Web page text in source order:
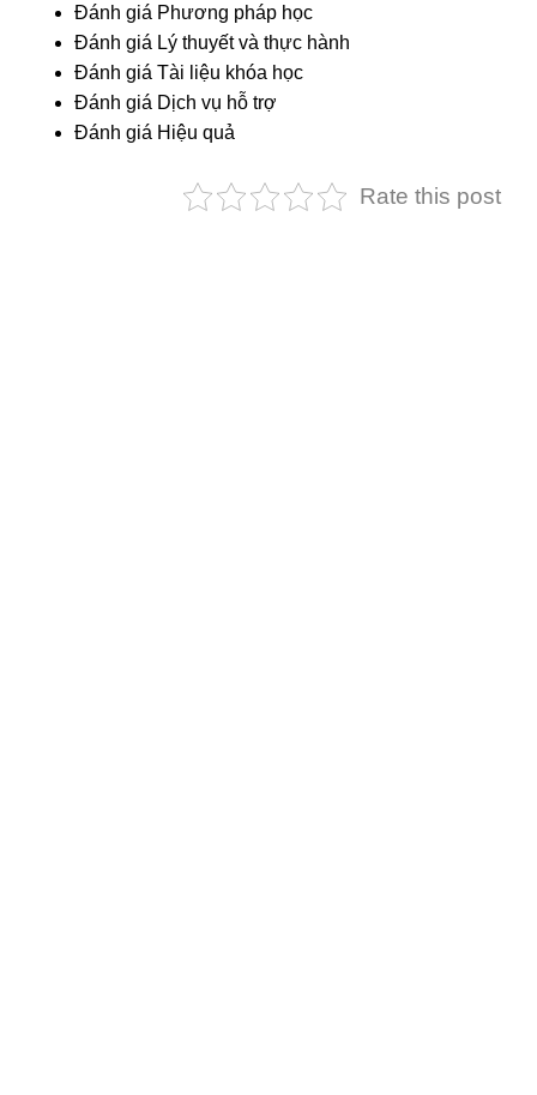
Đánh giá Phương pháp học
Đánh giá Lý thuyết và thực hành
Đánh giá Tài liệu khóa học
Đánh giá Dịch vụ hỗ trợ
Đánh giá Hiệu quả
Rate this post